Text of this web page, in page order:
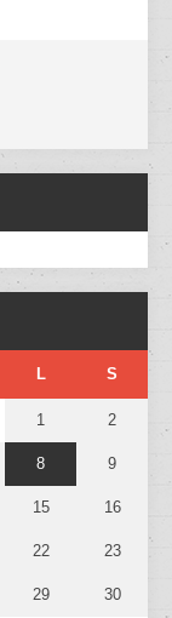
L S
1 2
8 9
15 16
22 23
29 30